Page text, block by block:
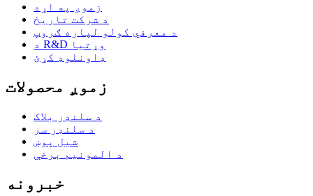
زموږ په اړه
د شرکت تاریخ
د معرفي کولو لپاره ګروپ
د R&D وړتیا
ډاونلوډ کړئ
زموږ محصولات
د سلنډر بلاک
د سلنډر سر
شیل پوښ
د المونیم برخې
خبرونه